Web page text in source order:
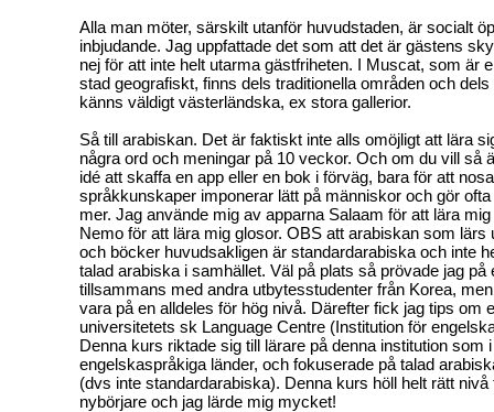
Alla man möter, särskilt utanför huvudstaden, är socialt
inbjudande. Jag uppfattade det som att det är gästens
nej för att inte helt utarma gästfriheten. I Muscat, som är
stad geografiskt, finns dels traditionella områden och
känns väldigt västerländska, ex stora gallerior.
Så till arabiskan. Det är faktiskt inte alls omöjligt att lära
några ord och meningar på 10 veckor. Och om du vill så
idé att skaffa en app eller en bok i förväg, bara för att
språkkunskaper imponerar lätt på människor och gör
mer. Jag använde mig av apparna Salaam för att lära
Nemo för att lära mig glosor. OBS att arabiskan som lärs
och böcker huvudsakligen är standardarabiska och inte
talad arabiska i samhället. Väl på plats så prövade jag på
tillsammans med andra utbytesstudenter från Korea,
vara på en alldeles för hög nivå. Därefter fick jag tips om
universitetets sk Language Centre (Institution för
Denna kurs riktade sig till lärare på denna institution som
engelskaspråkiga länder, och fokuserade på talad
(dvs inte standardarabiska). Denna kurs höll helt rätt
nybörjare och jag lärde mig mycket!